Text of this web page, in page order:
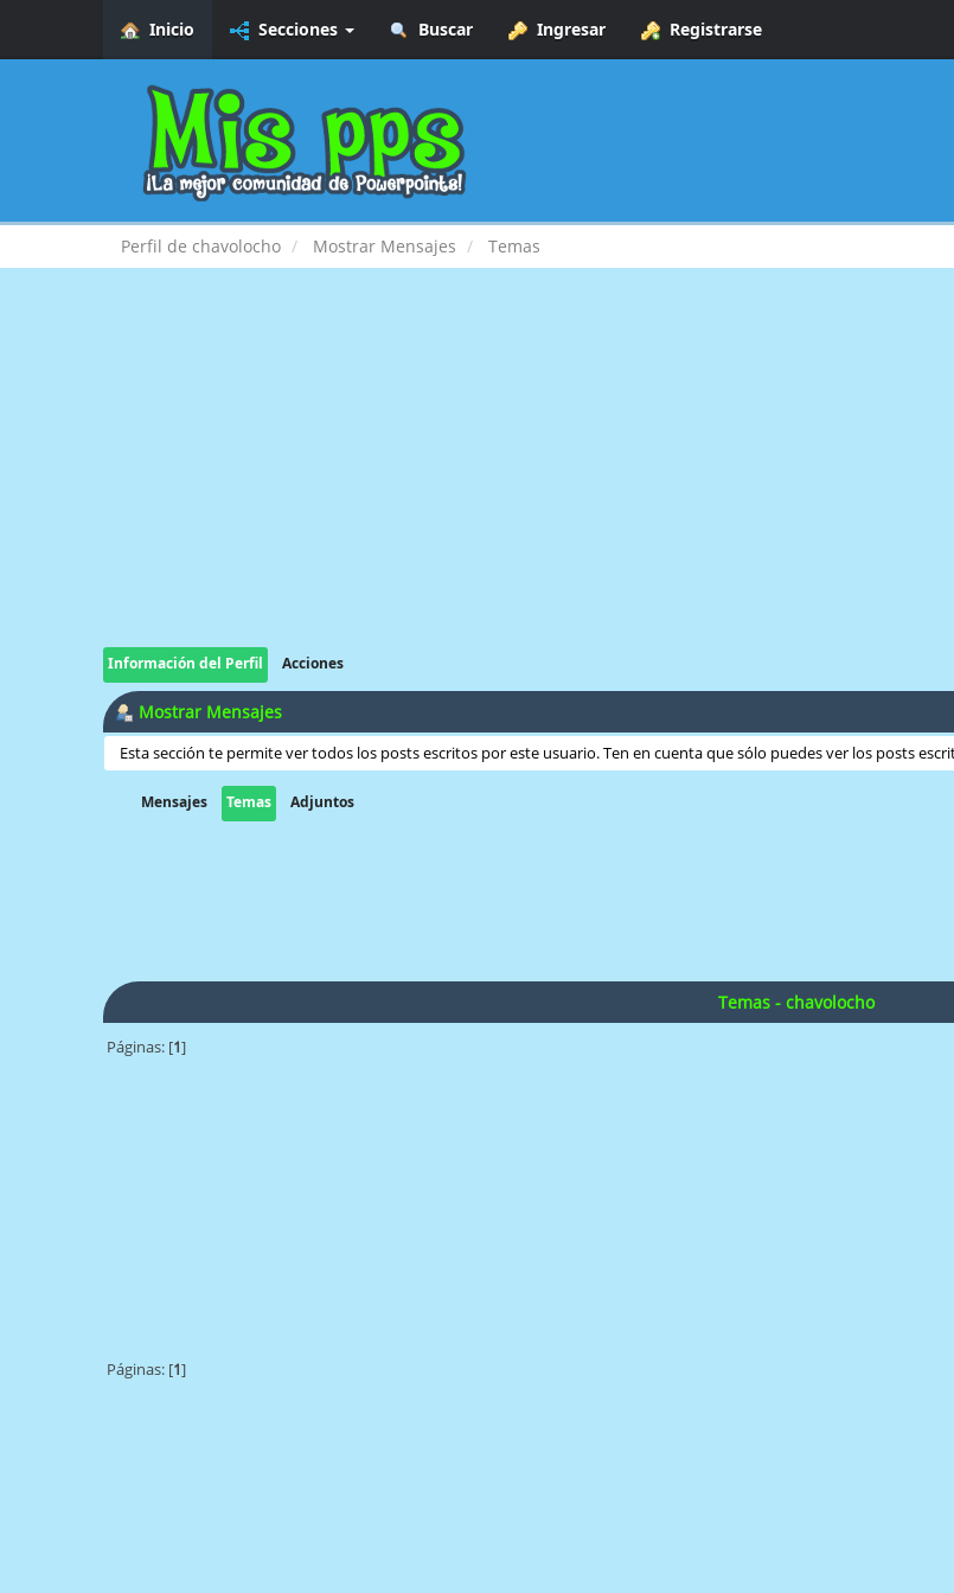
Inicio Secciones Buscar Ingresar Registrarse
Perfil de chavolocho Mostrar Mensajes Temas
Información del Perfil Acciones
Mostrar Mensajes
Esta sección te permite ver todos los posts escritos por este usuario. Ten en cuenta que sólo puedes ver los posts
Mensajes Temas Adjuntos
Temas - chavolocho
Páginas: [1]
Páginas: [1]